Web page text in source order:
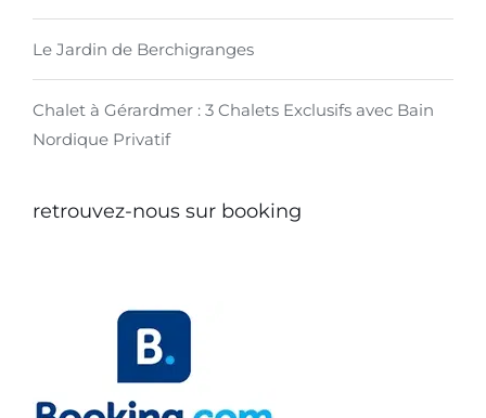
Le Jardin de Berchigranges
Chalet à Gérardmer : 3 Chalets Exclusifs avec Bain
Nordique Privatif
retrouvez-nous sur booking